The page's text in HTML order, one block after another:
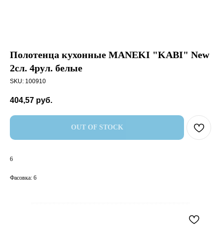
Полотенца кухонные MANEKI "KABI" New
2сл. 4рул. белые
SKU: 100910
404,57 руб.
OUT OF STOCK
6
Фасовка: 6